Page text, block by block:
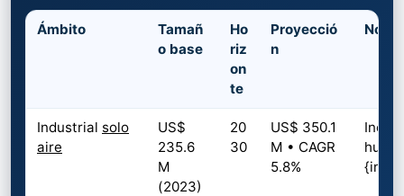
Ámbito
Tamañ
o base
Ho
riz
on
te
Proyecció
n
Notas
Industrial solo
aire
US$
235.6
M
(2023)
20
30
US$ 350.1
M • CAGR
5.8%